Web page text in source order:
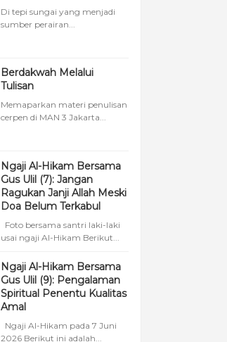
Di tepi sungai yang menjadi
sumber perairan...
Berdakwah Melalui
Tulisan
Memaparkan materi penulisan
cerpen di MAN 3 Jakarta...
Ngaji Al-Hikam Bersama
Gus Ulil (7): Jangan
Ragukan Janji Allah Meski
Doa Belum Terkabul
Foto bersama santri laki-laki
usai ngaji Al-Hikam Berikut...
Ngaji Al-Hikam Bersama
Gus Ulil (9): Pengalaman
Spiritual Penentu Kualitas
Amal
Ngaji Al-Hikam pada 7 Juni
2026 Berikut ini adalah...